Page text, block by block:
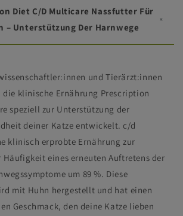
Diet C/d Multicare Nassfutter Für
– Unterstützung Der Harnwege
und Tierärzt:innen
die klinische Ernährung Prescription
speziell zur Unterstützung der
deiner Katze entwickelt. c/d
klinisch erprobte Ernährung zur
Häufigkeit eines erneuten Auftretens der
um 89 %. Diese
mit Huhn hergestellt und hat einen
Geschmack, den deine Katze lieben